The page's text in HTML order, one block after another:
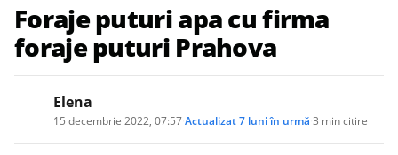
Foraje puturi apa cu firma
foraje puturi Prahova
Elena
15 decembrie 2022, 07:57Actualizat7 luni în urmă 3 min citire